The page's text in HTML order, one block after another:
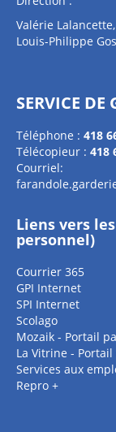
Valérie
Louis-Philippe
SERVICE DE
Téléphone : 418
Télécopieur : 418
Courriel:
Liens vers
personnel)
Courrier 365
GPI Internet
SPI Internet
Scolago
Mozaik - Portail
La Vitrine -
Services aux
Repro +